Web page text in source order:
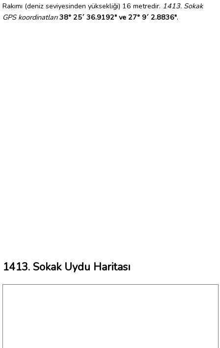
Rakımı (deniz seviyesinden yüksekliği) 16 metredir. 1413. Sokak
GPS koordinatları 38° 25´ 36.9192" ve 27° 9´ 2.8836".
1413. Sokak Uydu Haritası